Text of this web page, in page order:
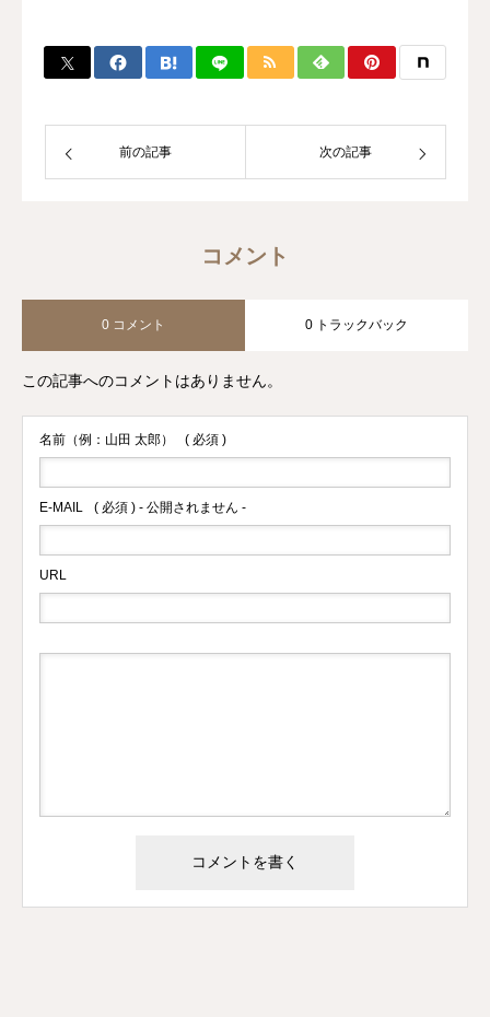
前の記事 次の記事
コメント
0 コメント 0 トラックバック
この記事へのコメントはありません。
名前（例：山田 太郎） ( 必須 )
E-MAIL ( 必須 ) - 公開されません -
URL